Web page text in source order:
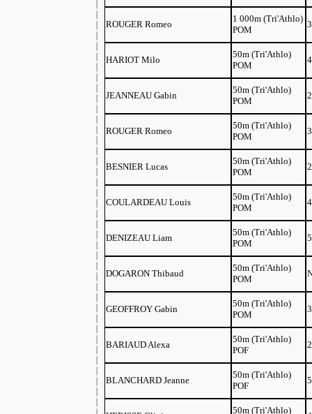
ROUGER Romeo
1 000m (Tri'Athlo)
POM
HARIOT Milo
50m (Tri'Athlo)
POM
JEANNEAU Gabin
50m (Tri'Athlo)
POM
ROUGER Romeo
50m (Tri'Athlo)
POM
BESNIER Lucas
50m (Tri'Athlo)
POM
COULARDEAU Louis
50m (Tri'Athlo)
POM
DENIZEAU Liam
50m (Tri'Athlo)
POM
DOGARON Thibaud
50m (Tri'Athlo)
POM
GEOFFROY Gabin
50m (Tri'Athlo)
POM
BARIAUD Alexa
50m (Tri'Athlo)
POF
BLANCHARD Jeanne
50m (Tri'Athlo)
POF
50m (Tri'Athlo)